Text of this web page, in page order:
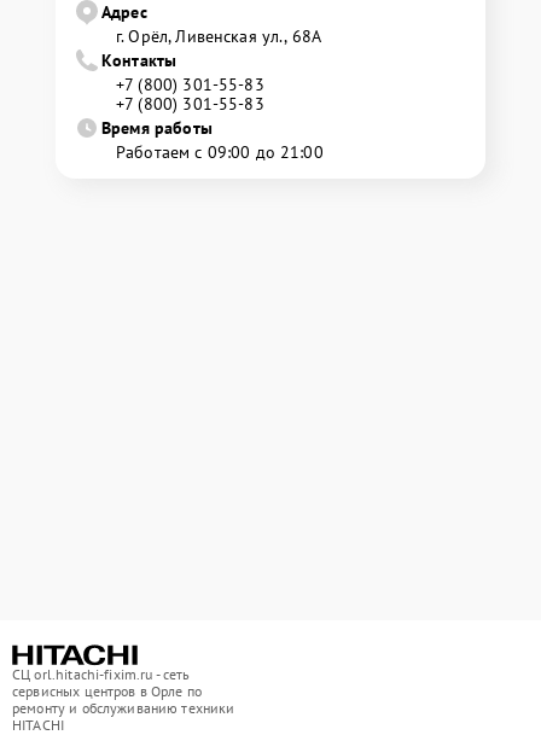
Адрес
г. Орёл, Ливенская ул., 68А
Контакты
+7 (800) 301-55-83
+7 (800) 301-55-83
Время работы
Работаем с 09:00 до 21:00
СЦ orl.hitachi-fixim.ru - сеть
сервисных центров в Орле по
ремонту и обслуживанию техники
HITACHI